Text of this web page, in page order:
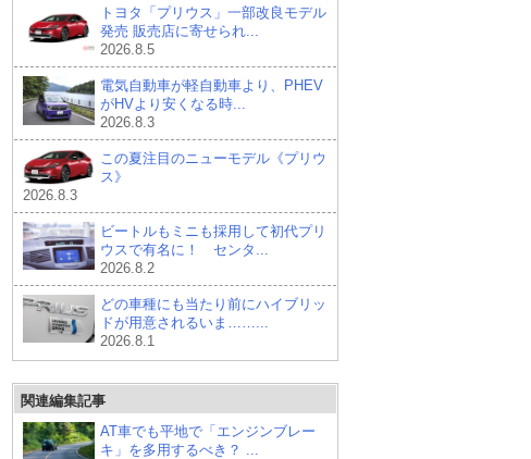
トヨタ「プリウス」一部改良モデル
発売 販売店に寄せられ...
2026.8.5
電気自動車が軽自動車より、PHEV
がHVより安くなる時...
2026.8.3
この夏注目のニューモデル《プリウ
ス》
2026.8.3
ビートルもミニも採用して初代プリ
ウスで有名に！ センタ...
2026.8.2
どの車種にも当たり前にハイブリッ
ドが用意されるいま……...
2026.8.1
関連編集記事
AT車でも平地で「エンジンブレー
キ」を多用するべき？ ...